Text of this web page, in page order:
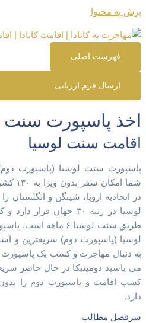
پرش به محتوا
فهرست اصلی
ارسال فرم ارزیابی
اخذ پاسپورت سنت
اقامت سنت لوسیا
پاسپورت سنت لوسیا (پاسپورت
شما
در اتحادیه اروپا، شینگن و
لوسیا در رتبه ۳۰ جهان
طریق سنت لوسیا ۶
لوسیا (پاسپورت دوم) سریعترین و
به دنبال مهاجرت و کسب یک پاسپورت
می باشید دومینیکا در حال حاضر
کسب اقامت و پاسپورت دوم را
دارد.
سرفصل مطالب